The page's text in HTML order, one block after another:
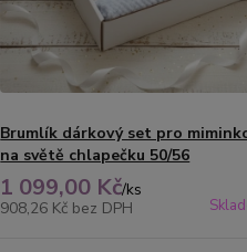
Brumlík dárkový set pro
na světě chlapečku 50/56
1 099,00 Kč/ks
908,26 Kč bez DPH